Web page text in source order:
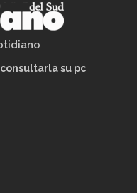
su pc